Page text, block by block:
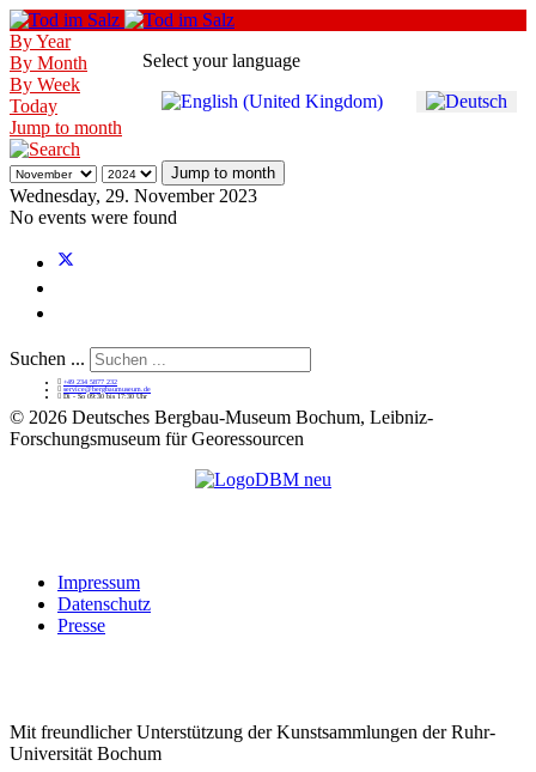
Select your language
By Year
By Month
By Week
Today
Jump to month
Jump to month
Wednesday, 29. November 2023
No events were found
Suchen ...
+49 234 5877 232
service@bergbaumuseum.de
Di - So 09:30 bis 17:30 Uhr
© 2026 Deutsches Bergbau-Museum Bochum, Leibniz-
Forschungsmuseum für Georessourcen
Impressum
Datenschutz
Presse
Mit freundlicher Unterstützung der Kunstsammlungen der Ruhr-
Universität Bochum